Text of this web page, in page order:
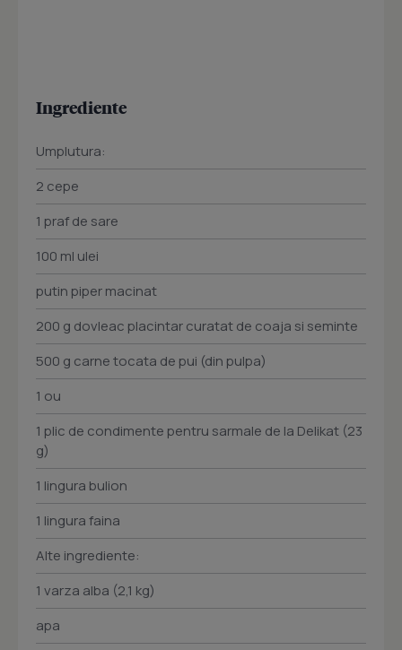
Ingrediente
Umplutura:
2 cepe
1 praf de sare
100 ml ulei
putin piper macinat
200 g dovleac placintar curatat de coaja si seminte
500 g carne tocata de pui (din pulpa)
1 ou
1 plic de condimente pentru sarmale de la Delikat (23
g)
1 lingura bulion
1 lingura faina
Alte ingrediente:
1 varza alba (2,1 kg)
apa